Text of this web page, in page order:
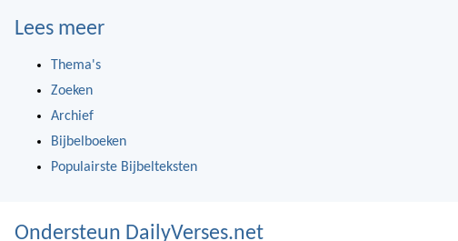
Lees meer
Thema's
Zoeken
Archief
Bijbelboeken
Populairste Bijbelteksten
Ondersteun DailyVerses.net